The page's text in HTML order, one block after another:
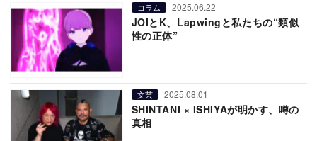
コラム 2025.06.22
JOIとK、Lapwingと私たちの“類似
性の正体”
文芸 2025.08.01
SHINTANI × ISHIYAが明かす、噂の
真相